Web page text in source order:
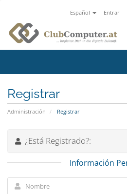
Español Entrar
Registrar
Administración Registrar
¿Está Registrado?:
Información